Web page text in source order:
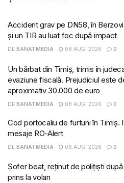
Accident grav pe DN58, în
și un TIR au luat foc după impact
DE BANATMEDIA 08 AUG. 2026 0
Un bărbat din Timiș, trimis în
evaziune fiscală. Prejudiciul este
aproximativ 30.000 de euro
DE BANATMEDIA 08 AUG. 2026 0
Cod portocaliu de furtuni în Timiș.
mesaje RO-Alert
DE BANATMEDIA 06 AUG. 2026 0
Șofer beat, reținut de polițiști
prins la volan